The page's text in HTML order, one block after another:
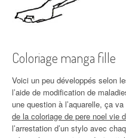
Coloriage manga fille
Voici un peu développés selon
l’aide de modification de
une question à l’aquarelle, ça
de la coloriage de pere noel vie
l’arrestation d’un stylo avec